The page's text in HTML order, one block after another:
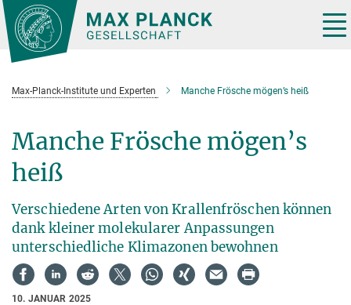
Hauptinhalt
Max-Planck-Institute und Experten Manche Frösche mögen’s heiß
Manche Frösche mögen’s
heiß
Verschiedene Arten von Krallenfröschen können
dank kleiner molekularer Anpassungen
unterschiedliche Klimazonen bewohnen
10. JANUAR 2025